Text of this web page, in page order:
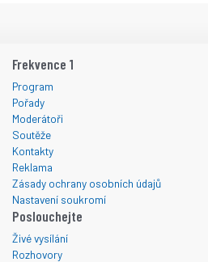
Frekvence 1
Program
Pořady
Moderátoři
Soutěže
Kontakty
Reklama
Zásady ochrany osobních údajů
Nastavení soukromí
Poslouchejte
Živé vysílání
Rozhovory